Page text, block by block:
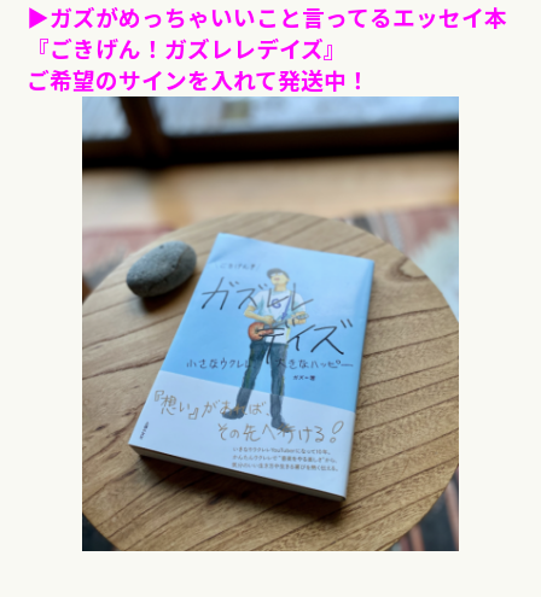
▶︎ガズがめっちゃいいこと言ってるエッセイ本
『ごきげん！ガズレレデイズ』
ご希望のサインを入れて発送中！